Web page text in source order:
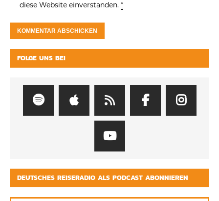
diese Website einverstanden. *
FOLGE UNS BEI
DEUTSCHES REISERADIO ALS PODCAST ABONNIEREN